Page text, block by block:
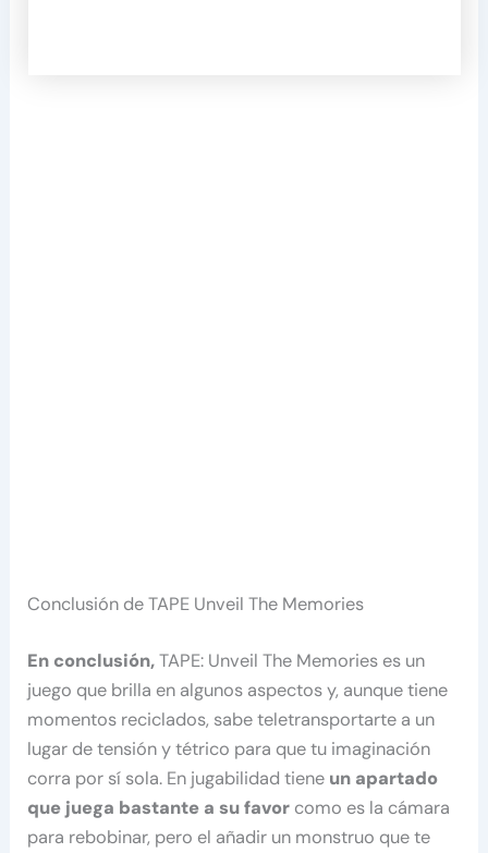
Conclusión de TAPE Unveil The Memories
En conclusión,TAPE: Unveil The Memories es un
juego que brilla en algunos aspectos y, aunque tiene
momentos reciclados, sabe teletransportarte a un
lugar de tensión y tétrico para que tu imaginación
corra por sí sola. En jugabilidad tiene un apartado
que juega bastante a su favor como es la cámara
para rebobinar, pero el añadir un monstruo que te